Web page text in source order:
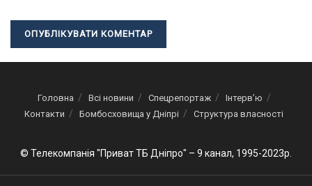
Головна Всі новини Спецрепортаж
Інтерв’ю
Контакти
Бомбосховища у Дніпрі Структура власності
© Телекомпанія "Приват ТБ Дніпро" – 9 канал, 1995-2023р.